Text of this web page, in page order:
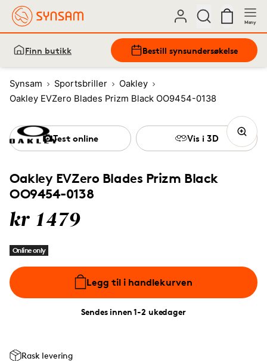
Meny
Finn butikk Bestill synsundersøkelse
Synsam Sportsbriller
Oakley
Oakley EVZero Blades Prizm Black OO9454-0138
Oakley EVZero Blades Prizm Black
OO9454-0138
kr 1479
Online only
Legg til i handlekurven
Sendes innen 1-2 ukedager
Test online Vis i 3D
Rask levering